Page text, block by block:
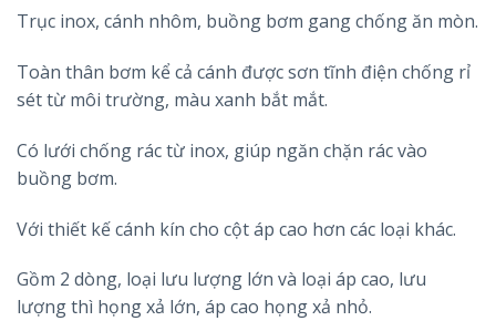
Trục inox, cánh nhôm, buồng bơm gang chống ăn mòn.
Toàn thân bơm kể cả cánh được sơn tĩnh điện chống rỉ
sét từ môi trường, màu xanh bắt mắt.
Có lưới chống rác từ inox, giúp ngăn chặn rác vào
buồng bơm.
Với thiết kế cánh kín cho cột áp cao hơn các loại khác.
Gồm 2 dòng, loại lưu lượng lớn và loại áp cao, lưu
lượng thì họng xả lớn, áp cao họng xả nhỏ.